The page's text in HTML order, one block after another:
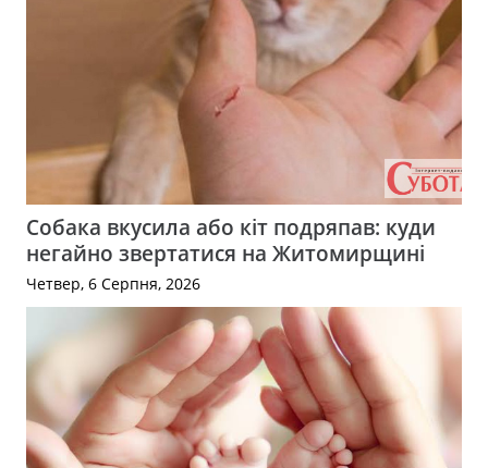
Собака вкусила або кіт подряпав: куди
негайно звертатися на Житомирщині
Четвер, 6 Серпня, 2026